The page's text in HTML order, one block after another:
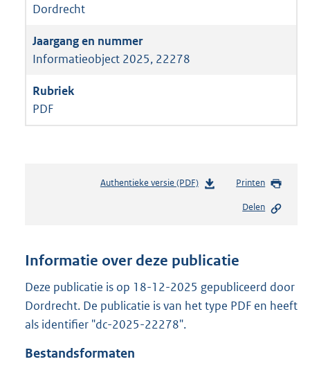
Dordrecht
Informatieobject 2025, 22278
PDF
Authentieke versie (PDF)b
n
s
r
Printen
Delen
Informatie over deze publicatie
Deze publicatie is op 18-12-2025 gepubliceerd door
Dordrecht. De publicatie is van het type PDF en heeft
als identifier "dc-2025-22278".
Bestandsformaten